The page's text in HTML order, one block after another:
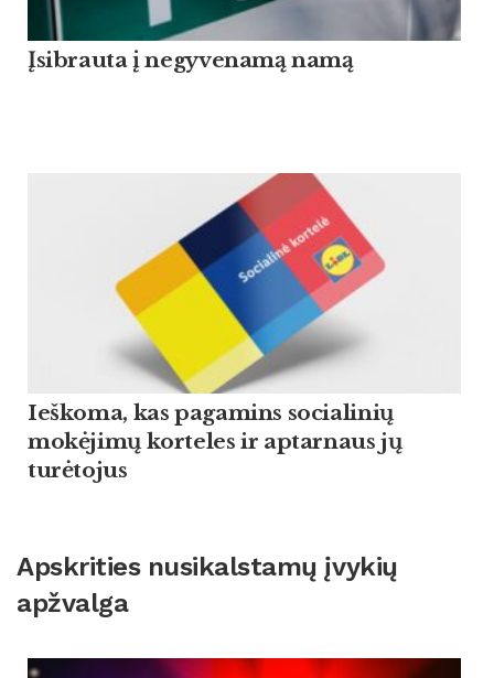
Įsibrauta į negyvenamą namą
Ieškoma, kas pagamins socialinių
mokėjimų korteles ir aptarnaus jų
turėtojus
Apskrities nusikalstamų įvykių
apžvalga